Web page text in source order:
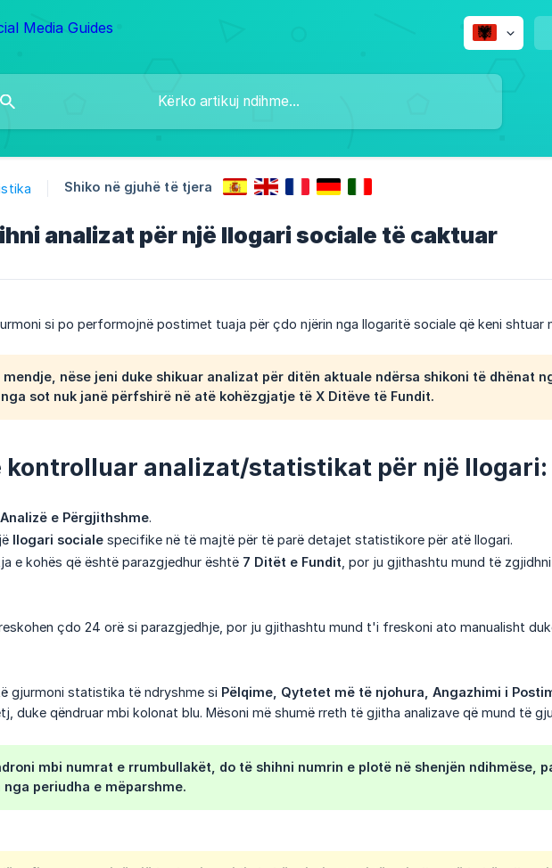
Shiko në gjuhë të tjera
analizat për një llogari sociale të caktuar
si po performojnë postimet tuaja për çdo njërin nga llogaritë sociale që keni shtuar
mendje, nëse jeni duke shikuar analizat për ditën aktuale ndërsa shikoni të dhënat
sot nuk janë përfshirë në atë kohëzgjatje të X Ditëve të Fundit.
kontrolluar analizat/statistikat për një llogari:
Analizë e Përgjithshme.
llogari sociale specifike në të majtë për të parë detajet statistikore për atë llogari.
e kohës që është parazgjedhur është 7 Ditët e Fundit , por ju gjithashtu mund të
çdo 24 orë si parazgjedhje, por ju gjithashtu mund t'i freskoni ato manualisht
gjurmoni statistika të ndryshme si Pëlqime, Qytetet më të njohura, Angazhimi i
duke qëndruar mbi kolonat blu. Mësoni më shumë rreth të gjitha analizave që mund të
mbi numrat e rrumbullakët, do të shihni numrin e plotë në shenjën ndihmëse,
nga periudha e mëparshme.